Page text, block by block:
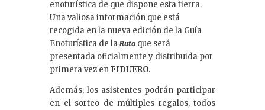
enoturística de que dispone esta tierra.
Una valiosa información que está
recogida en la nueva edición de la Guía
Enoturística de la Ruta que será
presentada oficialmente y distribuida por
primera vez en FIDUERO.
Además, los asistentes podrán participar
en el sorteo de múltiples regalos, todos